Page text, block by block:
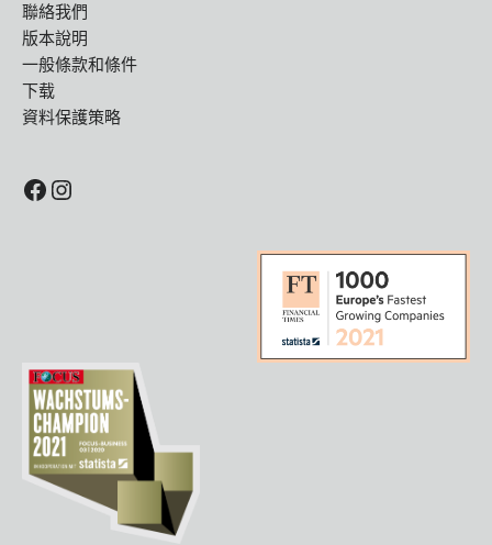
聯絡我們
版本說明
一般條款和條件
下载
資料保護策略
Facebook
Instagram